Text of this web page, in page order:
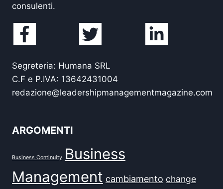
consulenti.
Segreteria: Humana SRL
C.F e P.IVA: 13642431004
redazione@leadershipmanagementmagazine.com
ARGOMENTI
Business Continuity Business
Management cambiamento change